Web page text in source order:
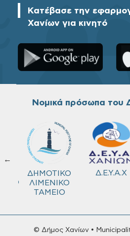
Κατέβασε την
Χανίων για κινητό
Νομικά πρόσωπα του
←
ΔΗΜΟΤΙΚΟ
ΛΙΜΕΝΙΚΟ
ΤΑΜΕΙΟ
Δ.Ε.Υ.Α.Χ
© Δήμος Χανίων •